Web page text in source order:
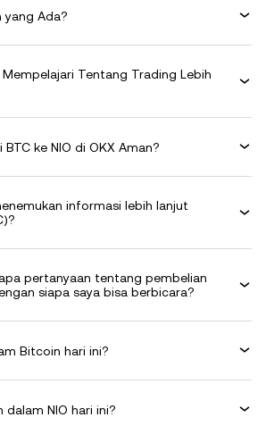
Ada?
Tentang Trading Lebih
ke NIO di OKX Aman?
informasi lebih lanjut
pertanyaan tentang pembelian
siapa saya bisa berbicara?
Bitcoin hari ini?
dalam NIO hari ini?